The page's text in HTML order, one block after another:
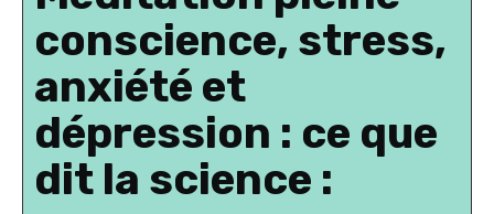
conscience, stress,
anxiété et
dépression : ce que
dit la science :